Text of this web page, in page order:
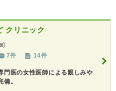
クリニック
7件 14件
門医の女性医師による親しみや
。